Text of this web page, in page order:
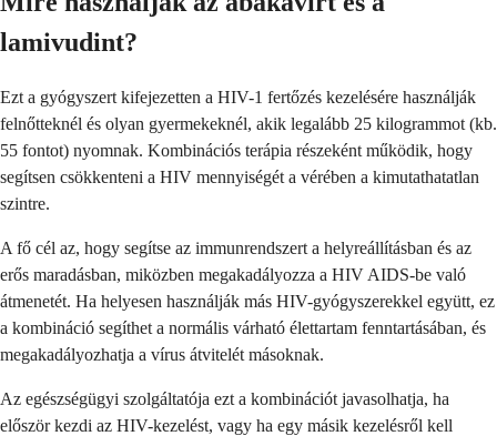
lamivudint?
Ezt a gyógyszert kifejezetten a HIV-1 fertőzés kezelésére használják
felnőtteknél és olyan gyermekeknél, akik legalább 25 kilogrammot (kb.
55 fontot) nyomnak. Kombinációs terápia részeként működik, hogy
segítsen csökkenteni a HIV mennyiségét a vérében a kimutathatatlan
szintre.
A fő cél az, hogy segítse az immunrendszert a helyreállításban és az
erős maradásban, miközben megakadályozza a HIV AIDS-be való
átmenetét. Ha helyesen használják más HIV-gyógyszerekkel együtt, ez
a kombináció segíthet a normális várható élettartam fenntartásában, és
megakadályozhatja a vírus átvitelét másoknak.
Az egészségügyi szolgáltatója ezt a kombinációt javasolhatja, ha
először kezdi az HIV-kezelést, vagy ha egy másik kezelésről kell